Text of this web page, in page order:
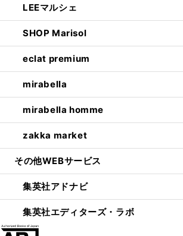
LEEマルシェ
SHOP Marisol
eclat premium
mirabella
mirabella homme
zakka market
その他WEBサービス
集英社アドナビ
集英社エディターズ・ラボ